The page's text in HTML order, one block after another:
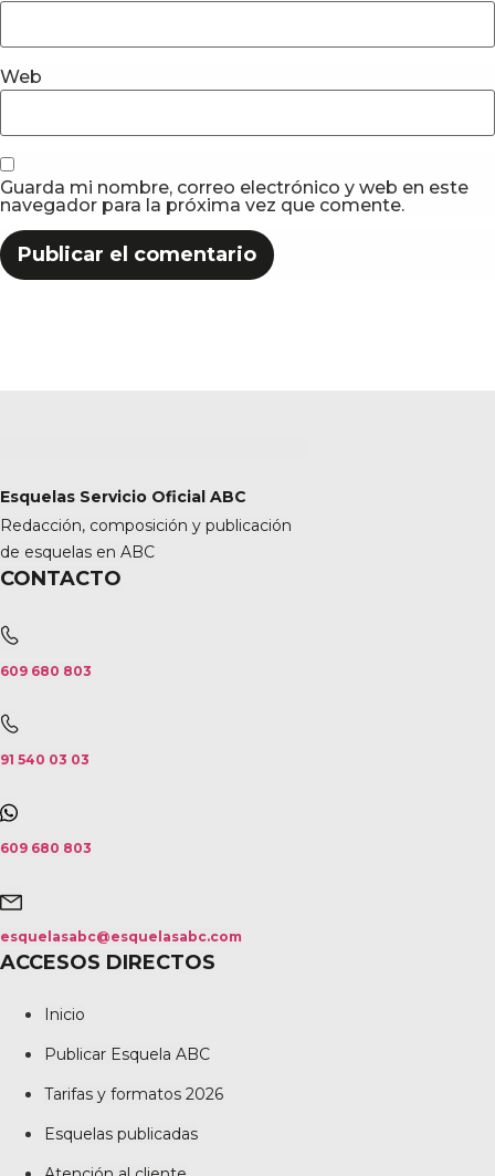
Web
Guarda mi nombre, correo electrónico y web en este
navegador para la próxima vez que comente.
Esquelas Servicio Oficial ABC
Redacción, composición y publicación
de esquelas en ABC
CONTACTO
609 680 803
91 540 03 03
609 680 803
esquelasabc@esquelasabc.com
ACCESOS DIRECTOS
Inicio
Publicar Esquela ABC
Tarifas y formatos 2026
Esquelas publicadas